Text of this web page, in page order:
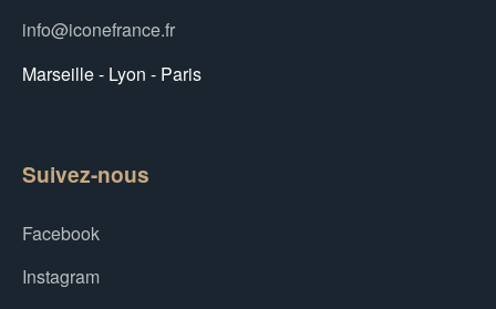
info@iconefrance.fr
Marseille - Lyon - Paris
Suivez-nous
Facebook
Instagram